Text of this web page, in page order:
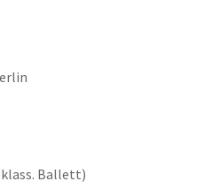
Ballett)